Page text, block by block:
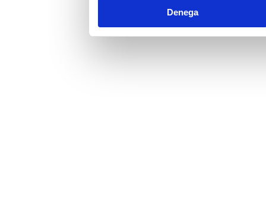
Denega